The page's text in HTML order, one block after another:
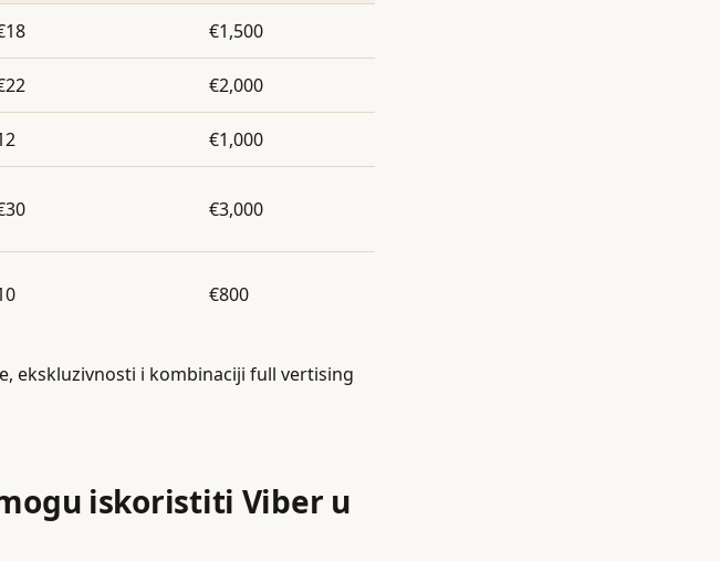
€1,500
€2,000
€1,000
€3,000
€800
ekskluzivnosti i kombinaciji full vertising
iskoristiti Viber u